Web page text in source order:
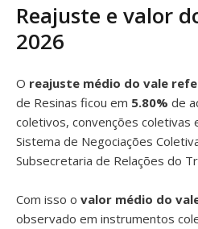
Reajuste e valor
2026
O reajuste médio do vale
de Resinas ficou em 5.80% de
coletivos, convenções coletivas
Sistema de Negociações
Subsecretaria de Relações do
Com isso o valor médio do
observado em instrumentos